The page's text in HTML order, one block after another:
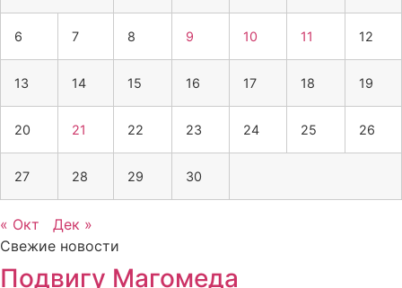
6 7 8 9 10 11 12
13 14 15 16 17 18 19
20 21 22 23 24 25 26
27 28 29 30
« Окт
Дек »
Свежие новости
Подвигу Магомеда